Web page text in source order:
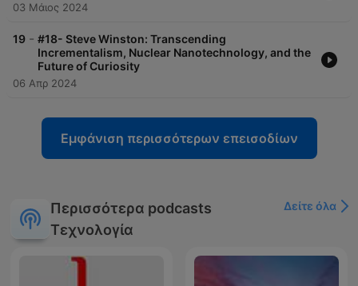
03 Μάιος 2024
19 - #18- Steve Winston: Transcending
Incrementalism, Nuclear Nanotechnology, and the
Future of Curiosity
06 Απρ 2024
Εμφάνιση περισσότερων επεισοδίων
Περισσότερα podcasts
Τεχνολογία
Δείτε όλα